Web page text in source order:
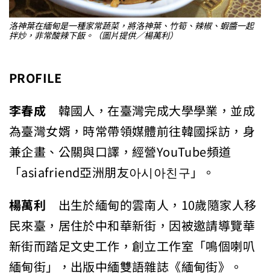
洛神葉在緬甸是一種家常蔬菜，將洛神葉、竹筍、辣椒、蝦醬一起
拌炒，非常酸辣下飯。（圖片提供／楊萬利）
PROFILE
李春成 韓國人，在臺灣完成大學學業，並成
為臺灣女婿，時常帶領媒體前往韓國採訪，身
兼企畫、公關與口譯，經營YouTube頻道
「asiafriend亞洲朋友아시아친구」。
楊萬利 出生於緬甸的雲南人，10歲隨家人移
民來臺，居住於中和華新街，因被邀請導覽華
新街而踏足文史工作，創立工作室「鳴個喇叭
緬甸街」，出版中緬雙語雜誌《緬甸街》。